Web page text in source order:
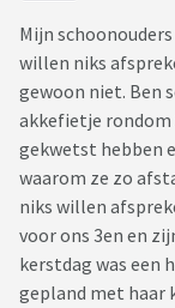
Mijn
willen niks
gewoon niet. Ben
akkefietje
gekwetst hebben
waarom ze zo
niks willen
voor ons 3en en
kerstdag was een
gepland met haar